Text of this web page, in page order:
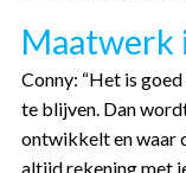
Maatwerk
Conny: “Het is
te blijven. Dan
ontwikkelt en waar
altijd rekening met